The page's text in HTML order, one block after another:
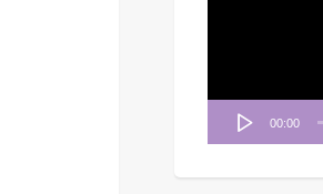
00:00